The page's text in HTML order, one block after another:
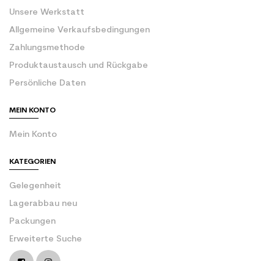
Unsere Werkstatt
Allgemeine Verkaufsbedingungen
Zahlungsmethode
Produktaustausch und Rückgabe
Persönliche Daten
MEIN KONTO
Mein Konto
KATEGORIEN
Gelegenheit
Lagerabbau neu
Packungen
Erweiterte Suche